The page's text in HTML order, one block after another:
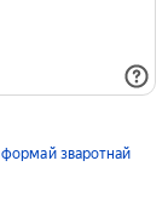
формай зваротнай